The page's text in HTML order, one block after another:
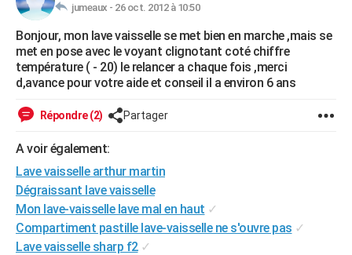
Retraite
Impôts
Epargne
Immobilier
Risques naturels par ville
Banque
Assurance
Crédit
AUTO
Essais
Réserver un essai
Citadines
Berlines
SUV
Forum auto
+HIGH-TECH
Mobiles
Meilleur smartphone
Internet
Ordinateurs
Jeux vidéo
Guide high-tech
+BRICOLAGE
Forum
Aménagement intérieur
Extérieur
Cuisine
Salle de bains
Jardinage
Rangement
WEEK-END
LIFESTYLE
Art de vivre
Bien-être
Loisirs
Mode
Modes de vie
SANTE
Alimentation
Guide de la santé
Maladies
Médicaments
Sommeil
VOYAGE
Destinations
City break
Voyage nature
Voyage de noces
Forum
Climat
+PHOTO
jumeaux - 26 oct. 2012 à 10:50
Bonjour, mon lave vaisselle se met bien en marche ,mais se
met en pose avec le voyant clignotant coté chiffre
température ( - 20) le relancer a chaque fois ,merci
d,avance pour votre aide et conseil il a environ 6 ans
Répondre (2) Partager
A voir également:
Lave vaisselle arthur martin
Dégraissant lave vaisselle
Mon lave-vaisselle lave mal en haut ✓
Compartiment pastille lave-vaisselle ne s'ouvre pas ✓
Lave vaisselle sharp f2 ✓